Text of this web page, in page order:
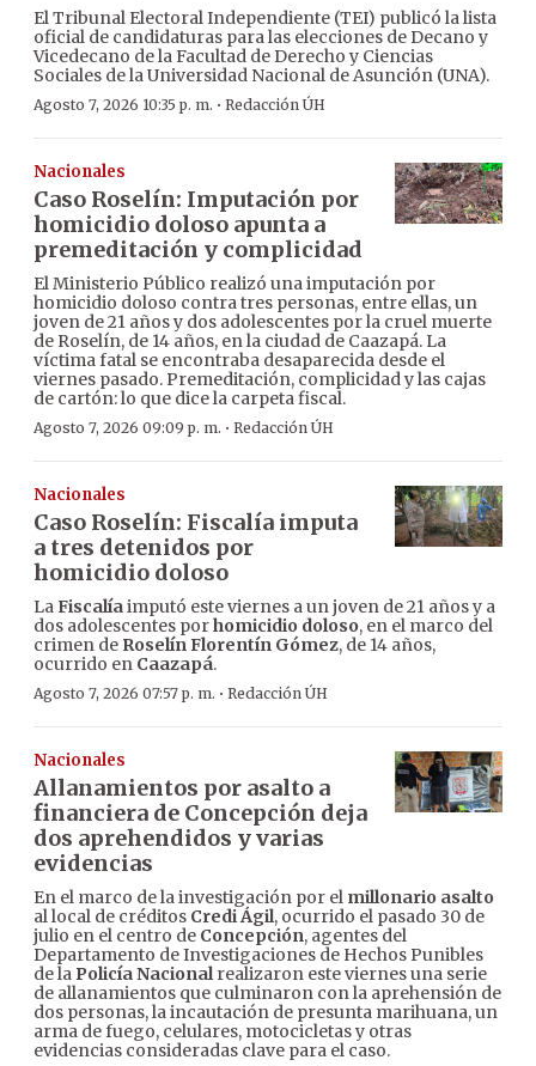
El Tribunal Electoral Independiente (TEI) publicó la lista
oficial de candidaturas para las elecciones de Decano y
Vicedecano de la Facultad de Derecho y Ciencias
Sociales de la Universidad Nacional de Asunción (UNA).
Agosto 7, 2026 10:35 p. m. · Redacción ÚH
Nacionales
Caso Roselín: Imputación por
homicidio doloso apunta a
premeditación y complicidad
El Ministerio Público realizó una imputación por
homicidio doloso contra tres personas, entre ellas, un
joven de 21 años y dos adolescentes por la cruel muerte
de Roselín, de 14 años, en la ciudad de Caazapá. La
víctima fatal se encontraba desaparecida desde el
viernes pasado. Premeditación, complicidad y las cajas
de cartón: lo que dice la carpeta fiscal.
Agosto 7, 2026 09:09 p. m. · Redacción ÚH
Nacionales
Caso Roselín: Fiscalía imputa
a tres detenidos por
homicidio doloso
LaFiscalíaimputó este viernes a un joven de 21 años y a
dos adolescentes porhomicidio doloso, en el marco del
crimen de Roselín Florentín Gómez, de 14 años,
ocurrido en Caazapá.
Agosto 7, 2026 07:57 p. m. · Redacción ÚH
Nacionales
Allanamientos por asalto a
financiera de Concepción deja
dos aprehendidos y varias
evidencias
En el marco de la investigación por el millonario asalto
al local de créditos Credi Ágil, ocurrido el pasado 30 de
julio en el centro de Concepción, agentes del
Departamento de Investigaciones de Hechos Punibles
de la Policía Nacionalrealizaron este viernes una serie
de allanamientos que culminaron con la aprehensión de
dos personas, la incautación de presunta marihuana, un
arma de fuego, celulares, motocicletas y otras
evidencias consideradas clave para el caso.